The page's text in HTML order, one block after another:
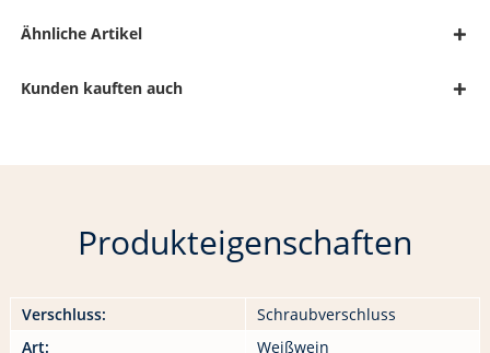
Ähnliche Artikel
Kunden kauften auch
Produkteigenschaften
Verschluss:
Schraubverschluss
Art:
Weißwein